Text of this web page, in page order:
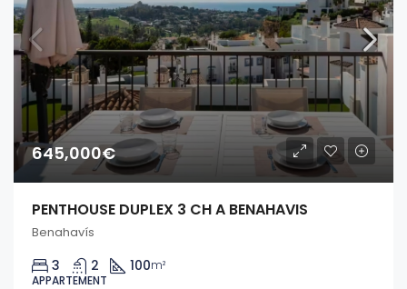
645,000€
PENTHOUSE DUPLEX 3 CH A BENAHAVIS
Benahavís
3 2 100m²
APPARTEMENT